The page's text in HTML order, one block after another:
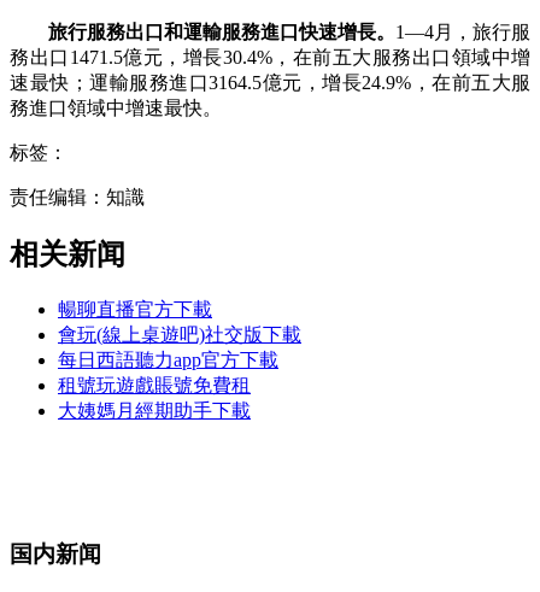
旅行服務出口和運輸服務進口快速增長。 1—4月，旅行服
務出口1471.5億元，增長30.4%，在前五大服務出口領域中增
速最快；運輸服務進口3164.5億元，增長24.9%，在前五大服
務進口領域中增速最快。
标签：
责任编辑：知識
相关新闻
暢聊直播官方下載
會玩(線上桌遊吧)社交版下載
每日西語聽力app官方下載
租號玩遊戲賬號免費租
大姨媽月經期助手下載
国内新闻